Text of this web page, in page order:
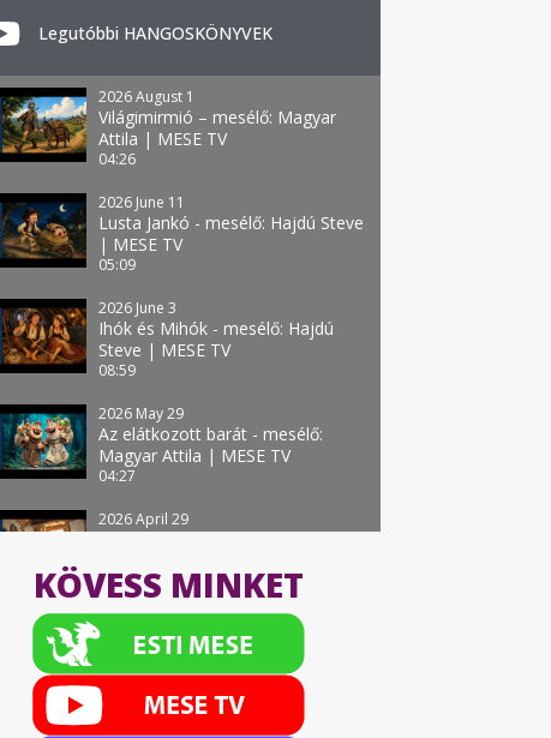
Legutóbbi HANGOSKÖNYVEK
2026 August 1
Világimirmió – mesélő: Magyar
Attila | MESE TV
04:26
2026 June 11
Lusta Jankó - mesélő: Hajdú Steve
| MESE TV
05:09
2026 June 3
Ihók és Mihók - mesélő: Hajdú
Steve | MESE TV
08:59
2026 May 29
Az elátkozott barát - mesélő:
Magyar Attila | MESE TV
04:27
2026 April 29
A gulyás leánya - mesélő: Hajdú
06:10
2026 April 22
A csúnya királyfi és a szép
királykisasszony - mesélő: Hajdú
Steve | MESE TV
07:49
KÖVESS MINKET